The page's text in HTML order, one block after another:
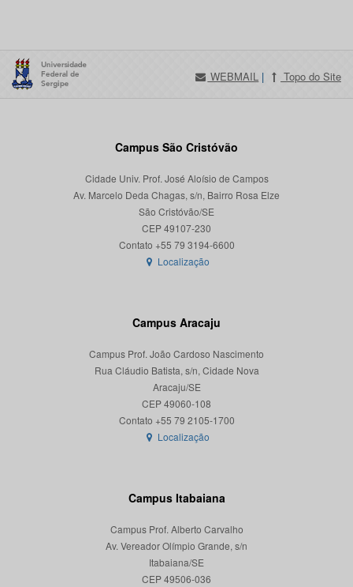
WEBMAIL | Topo do Site
Campus São Cristóvão
Cidade Univ. Prof. José Aloísio de Campos
Av. Marcelo Deda Chagas, s/n, Bairro Rosa Elze
São Cristóvão/SE
CEP 49107-230
Localização
Campus Aracaju
Campus Prof. João Cardoso Nascimento
Rua Cláudio Batista, s/n, Cidade Nova
Aracaju/SE
CEP 49060-108
Localização
Campus Itabaiana
Campus Prof. Alberto Carvalho
Av. Vereador Olímpio Grande, s/n
Itabaiana/SE
CEP 49506-036